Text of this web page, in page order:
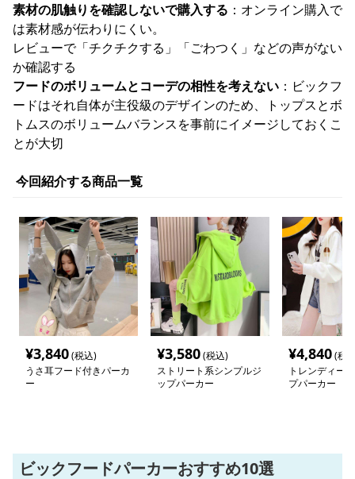
素材の肌触りを確認しないで購入する ：オンライン購入で
は素材感が伝わりにくい。
レビューで「チクチクする」「ごわつく」などの声がない
か確認する
フードのボリュームとコーデの相性を考えない ：ビックフ
ードはそれ自体が主役級のデザインのため、トップスとボ
トムスのボリュームバランスを事前にイメージしておくこ
とが大切
今回紹介する商品一覧
¥3,840(税込)
うさ耳フード付きパーカ
ー
¥3,580(税込)
ストリート系シンプルジ
ップパーカー
¥4,840(税
トレンディー
プパーカー
ビックフードパーカーおすすめ10選